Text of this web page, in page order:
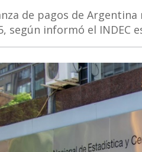
de pagos de
según informó el INDEC